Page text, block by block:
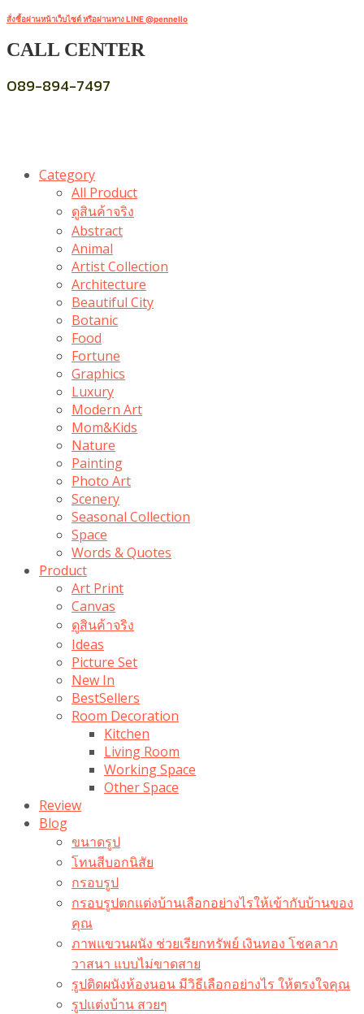
สั่งซื้อผ่านหน้าเว็บไซต์ หรือผ่านทาง LINE @pennello
CALL CENTER
089-894-7497
Category
All Product
ดูสินค้าจริง
Abstract
Animal
Artist Collection
Architecture
Beautiful City
Botanic
Food
Fortune
Graphics
Luxury
Modern Art
Mom&Kids
Nature
Painting
Photo Art
Scenery
Seasonal Collection
Space
Words & Quotes
Product
Art Print
Canvas
ดูสินค้าจริง
Ideas
Picture Set
New In
BestSellers
Room Decoration
Kitchen
Living Room
Working Space
Other Space
Review
Blog
ขนาดรูป
โทนสีบอกนิสัย
กรอบรูป
กรอบรูปตกแต่งบ้านเลือกอย่างไรให้เข้ากับบ้านของ
คุณ
ภาพแขวนผนัง ช่วยเรียกทรัพย์ เงินทอง โชคลาภ
วาสนา แบบไม่ขาดสาย
รูปติดผนังห้องนอน มีวิธีเลือกอย่างไร ให้ตรงใจคุณ
รูปแต่งบ้าน สวยๆ